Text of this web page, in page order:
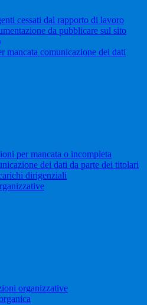
cessati dal rapporto di lavoro
da pubblicare sul sito
mancata comunicazione dei dati
per mancata o incompleta
dei dati da parte dei titolari
dirigenziali
organizzative